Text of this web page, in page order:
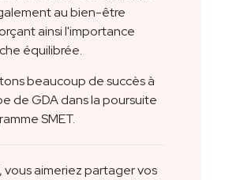
au bien-être
ainsi l'importance
équilibrée.
beaucoup de succès à
de GDA dans la poursuite
SMET.
vous aimeriez partager vos